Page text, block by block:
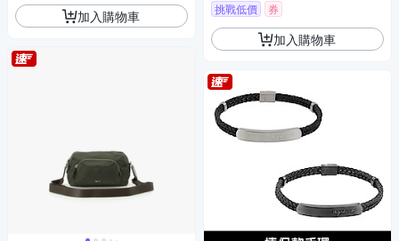
加入購物車 挑戰低價 券
加入購物車